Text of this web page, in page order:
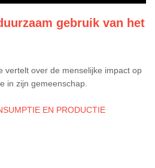
gebruik van het
vertelt over de menselijke impact op
in zijn gemeenschap.
EN PRODUCTIE